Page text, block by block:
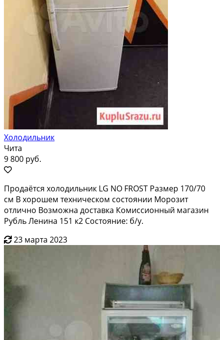
Холодильник
Чита
9 800 руб.
Продаётся холодильник LG NO FROST Размер 170/70
см В хорошем техническом состоянии Морозит
отлично Возможна доставка Комиссионный магазин
Рубль Ленина 151 к2 Состояние: б/у.
23 марта 2023